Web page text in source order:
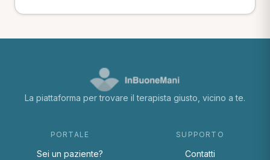
La piattaforma per trovare il terapista giusto, vicino a te.
PORTALE
Sei un paziente?
SUPPORTO
Contatti